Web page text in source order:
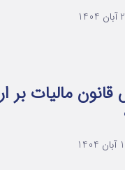
مالیات بر